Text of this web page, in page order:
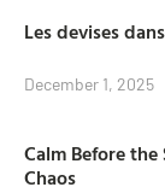
Les devises
December 1, 2025
Calm Before
Chaos